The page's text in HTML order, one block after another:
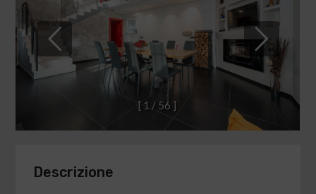
[ 1 / 56 ]
Descrizione